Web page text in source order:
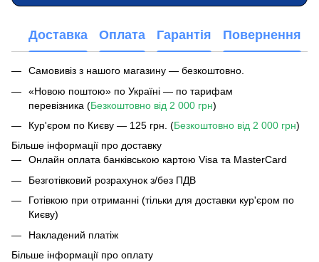
Доставка Оплата Гарантія Повернення
Самовивіз з нашого магазину — безкоштовно.
«Новою поштою» по Україні — по тарифам
перевізника (Безкоштовно від 2 000 грн)
Кур'єром по Києву — 125 грн. (Безкоштовно від 2 000 грн)
Більше інформації про доставку
Онлайн оплата банківською картою Visa та MasterCard
Безготівковий розрахунок з/без ПДВ
Готівкою при отриманні (тільки для доставки кур'єром по
Києву)
Накладений платіж
Більше інформації про оплату